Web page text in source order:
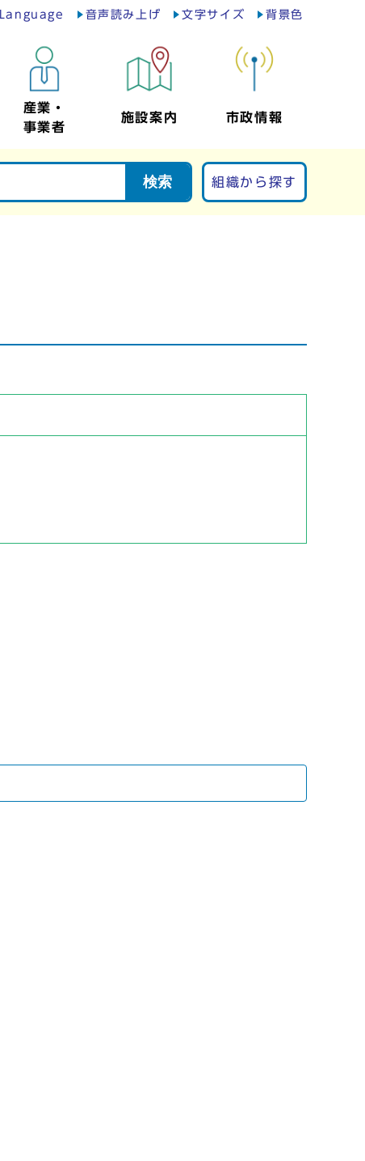
Language 音声読み上げ 文字サイズ 背景色
産業・
事業者
施設案内 市政情報
検索 組織から探す